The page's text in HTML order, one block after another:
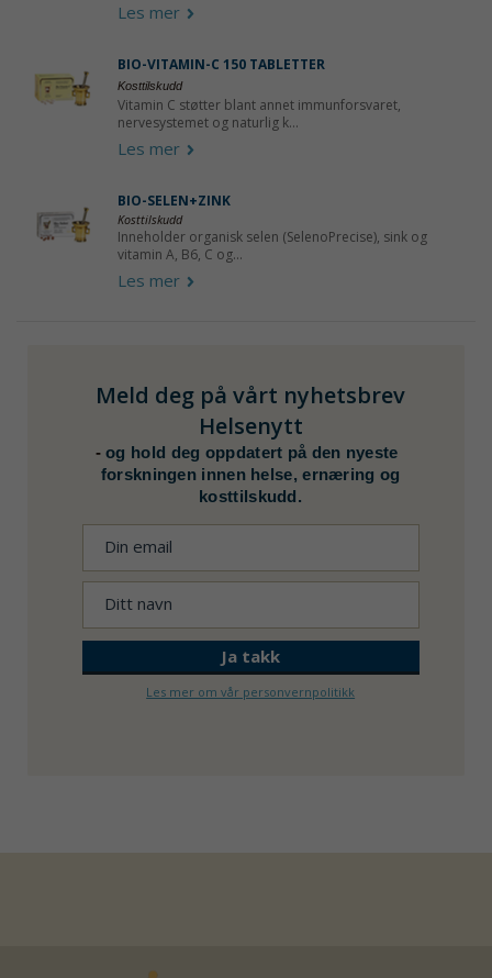
Les mer
BIO-VITAMIN-C 150 TABLETTER
Kosttilskudd
Vitamin C støtter blant annet immunforsvaret,
nervesystemet og naturlig k...
Les mer
BIO-SELEN+ZINK
Kosttilskudd
Inneholder organisk selen (SelenoPrecise), sink og
vitamin A, B6, C og...
Les mer
Meld deg på vårt nyhetsbrev
Helsenytt
-og hold deg oppdatert på den nyeste
forskningen innen helse, ernæring og
kosttilskudd.
Les mer om vår personvernpolitikk